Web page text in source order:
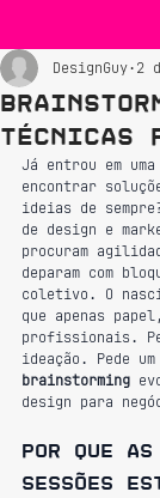
Técnicas
DesignGuy 2
Já entrou em
encontrar
ideias de
de design e
procuram
deparam com
coletivo. O
que apenas
profissionais.
ideação. Pede
brainstorming
design para
Por que as
sessões